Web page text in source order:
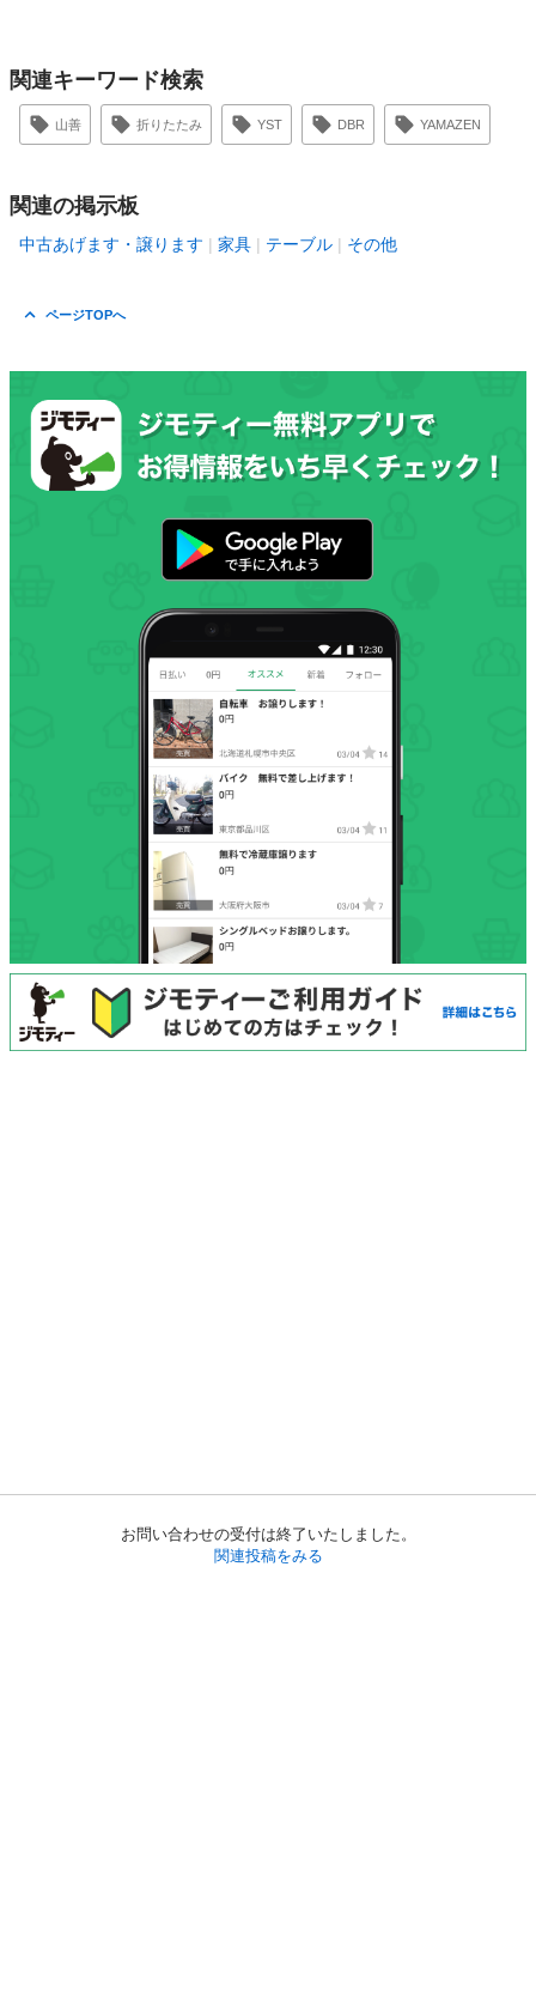
お問い合わせの受付は終了いたしました。
関連投稿をみる
関連キーワード検索
山善 折りたたみ YST DBR YAMAZEN
関連の掲示板
中古あげます・譲ります 家具 テーブル その他
ページTOPへ